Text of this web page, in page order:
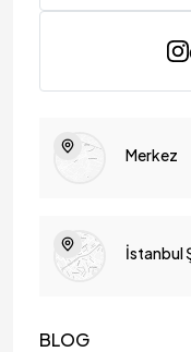
Merkez
İstanbul
BLOG